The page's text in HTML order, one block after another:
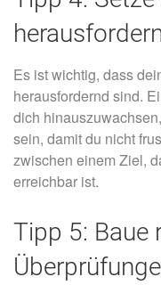
Es ist wichtig, dass
herausfordernd sind.
dich
sein, damit du nicht
zwischen einem Ziel,
erreichbar ist.
Tipp 5: Baue